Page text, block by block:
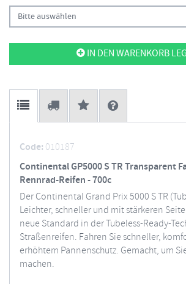
Bitte auswählen
IN DEN WARENKORB
Code: 010187
Continental GP5000 S TR Transparent
Rennrad-Reifen - 700c
Der Continental Grand Prix 5000 S TR
Leichter, schneller und mit stärkeren
neue Standard in der Tubeless-Ready-
Straßenreifen. Fahren Sie schneller,
erhöhtem Pannenschutz. Gemacht, um
machen.